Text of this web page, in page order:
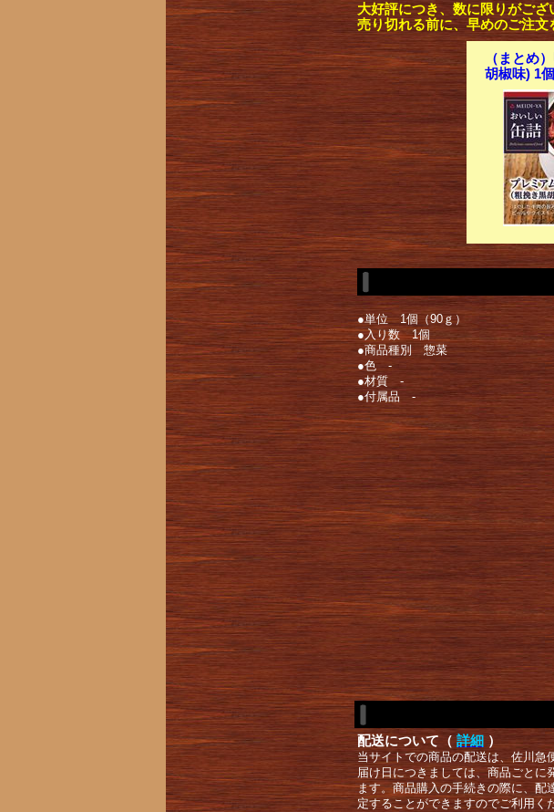
大好評につき、数に限りがござ
売り切れる前に、早めのご注文
（まとめ
胡椒味) 1
●単位 1個（90ｇ）
●入り数 1個
●商品種別 惣菜
●色 -
●材質 -
●付属品 -
配送について（ 詳細 ）
当サイトでの商品の配送は、佐川急
届け日につきましては、商品ごとに
ます。商品購入の手続きの際に、配
定することができますのでご利用く